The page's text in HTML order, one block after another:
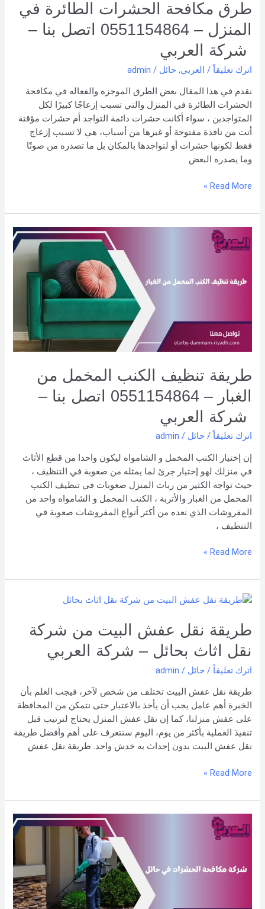
طرق مكافحة الحشرات الطائرة في
المنزل – 0551154864 اتصل بنا –
شركة العربي
اترك تعليقاً / العربي, حائل /
admin
نقدم في هذا المقال بعض الطرق الموجزه والفعاله في مكافحة
الحشرات الطائرة في المنزل والتي تسبب إزعاجًا كبيرًا لكل
المتواجدين ، سواء أكانت حشرات دائمة التواجد أم حشرات مؤقتة
أتت من نافذة مفتوحة أو غيرها من أسباب، هي لا تسبب إزعاج
فقط لكونها حشرات أو لتواجدها بالمكان بل ما تصدره من صوتًا
وما يصدره البعض
Read More »
طريقة تنظيف الكنب المخمل من
الغبار – 0551154864 اتصل بنا –
شركة العربي
اترك تعليقاً / حائل /
admin
إن إختيار الكنب المخمل و الشامواه ليكون واحدا من قطع الأثاث
في منزلك لهو إختيار جرئ لما يمثله من صعوبة في التنظيف ،
حيث تواجه الكثير من ربات المنزل صعوبات في تنظيف الكنب
المخمل من الغبار والأتربة ، الكنب المخمل و الشامواه واحد من
المفروشات الذي نعده من أكثر أنواع المفروشات صعوبة في
التنظيف ،
تنظيف
من
0551154864
اتصل
بنا –
شركة العربي
Read More »
طريقة نقل عفش البيت من شركة
نقل اثاث بحائل – شركة العربي
اترك تعليقاً / حائل /
admin
طريقة نقل عفش البيت تختلف من شخص لآخر، فيجب العلم بأن
الخبرة أهم عامل يجب أن يأخذ بالاعتبار حتى نتمكن من المحافظة
على عفش منزلنا، كما إن نقل عفش المنزل يحتاج لترتيب قبل
تنفيذ العملية بأكثر من يوم، اليوم سنتعرف على أهم وأفضل طريقة
نقل عفش البيت بدون إحداث به خدش واحد. طريقة نقل عفش
طريقة
عفش
البيت
من
شركة
اثاث
بحائل
–
شركة
العربي
Read More »
مكافحة
حائل